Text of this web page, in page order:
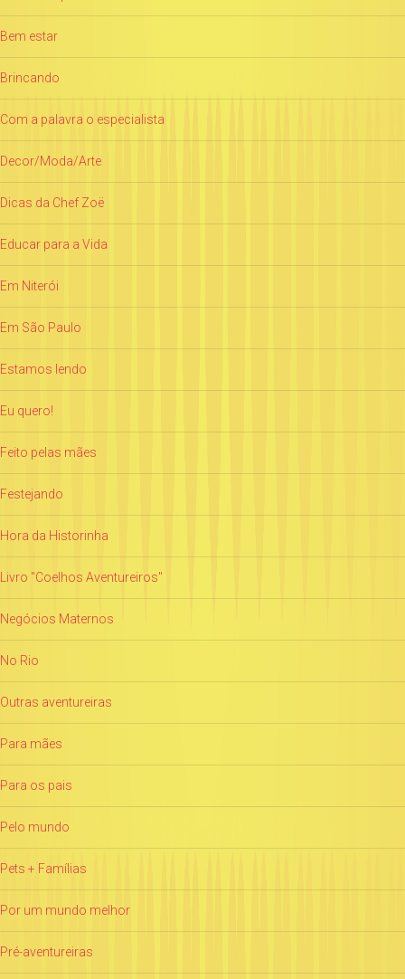
Bem estar
Brincando
Com a palavra o especialista
Decor/Moda/Arte
Dicas da Chef Zoë
Educar para a Vida
Em Niterói
Em São Paulo
Estamos lendo
Eu quero!
Feito pelas mães
Festejando
Hora da Historinha
Livro "Coelhos Aventureiros"
Negócios Maternos
No Rio
Outras aventureiras
Para mães
Para os pais
Pelo mundo
Pets + Famílias
Por um mundo melhor
Pré-aventureiras